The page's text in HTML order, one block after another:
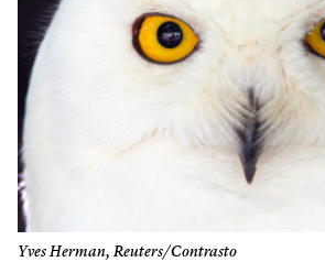
Yves Herman, Reuters/Contrasto